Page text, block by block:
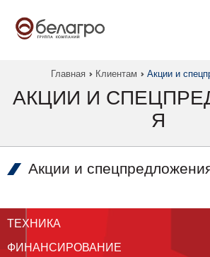
Главная Клиентам Акции и
АКЦИИ И
Я
Акции и
ТЕХНИКА
ФИНАНСИРОВАНИЕ